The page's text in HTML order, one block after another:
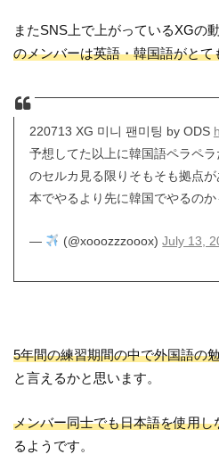
またSNS上で上がっているXGの
のメンバーは英語・韓国語がとて
220713 XG 미니 팬미팅 by ODS
予想してた以上に韓国語ペラペ
のセルカ見る限りそもそも拠点
本でやるより先に韓国でやるのか
— (@xooozzzooox)July 13,
5年間の練習期間の中で外国語の
と言えるかと思います。
メンバー同士でも日本語を使用し
るようです。